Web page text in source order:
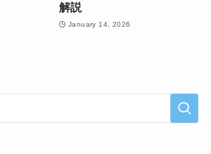
解説
January 14, 2026